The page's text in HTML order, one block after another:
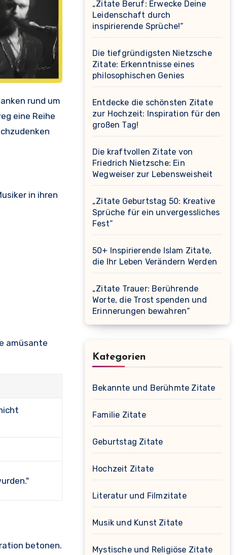
eine Reihe
in ihren
amüsante
betonen.
„Zitate Beruf: Erwecke Deine
Leidenschaft durch
inspirierende Sprüche!“
Die tiefgründigsten Nietzsche
Zitate: Erkenntnisse eines
philosophischen Genies
Entdecke die schönsten Zitate
zur Hochzeit: Inspiration für den
großen Tag!
Die kraftvollen Zitate von
Friedrich Nietzsche: Ein
Wegweiser zur Lebensweisheit
„Zitate Geburtstag 50: Kreative
Sprüche für ein unvergessliches
Fest“
50+ Inspirierende Islam Zitate,
die Ihr Leben Verändern Werden
„Zitate Trauer: Berührende
Worte, die Trost spenden und
Erinnerungen bewahren“
Kategorien
Bekannte und Berühmte Zitate
Familie Zitate
Geburtstag Zitate
Hochzeit Zitate
Literatur und Filmzitate
Musik und Kunst Zitate
Mystische und Religiöse Zitate